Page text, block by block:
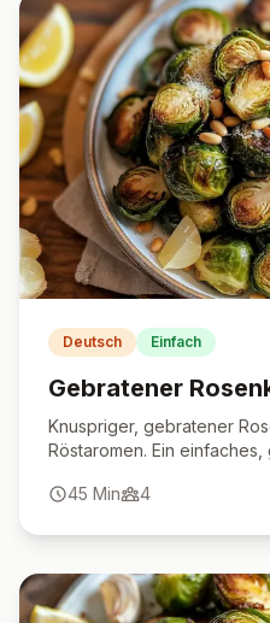
Deutsch Einfach
Gebratener
Knuspriger, gebratener
Röstaromen. Ein
45 Min 4